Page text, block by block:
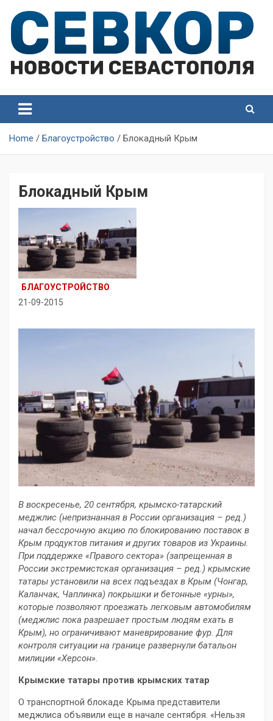
content
Севастополя
Севастополя
Home Благоустройство Блокадный Крым
Блокадный Крым
БЛАГОУСТРОЙСТВО
21-09-2015
В воскресенье, 20 сентября, крымско-татарский
меджлис (непризнанная в России организация – ред.)
начал бессрочную акцию по блокированию поставок в
Крым продуктов питания и других товаров из Украины.
При поддержке «Правого сектора» (запрещенная в
России экстремистская организация – ред.) крымские
татары установили на всех подъездах в Крым (Чонгар,
Каланчак, Чаплинка) покрышки и бетонные «урны»,
которые позволяют проезжать легковым автомобилям
(меджлис пока разрешает простым людям ехать в
Крым), но ограничивают маневрирование фур. Для
контроля ситуации на границе развернули батальон
милиции «Херсон».
Крымские татары против крымских татар
О транспортной блокаде Крыма представители
меджлиса объявили еще в начале сентября. «Нельзя